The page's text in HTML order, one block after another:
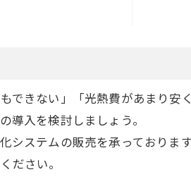
きない」「光熱費があまり安
導入を検討しましょう。
システムの販売を承っております
ださい。